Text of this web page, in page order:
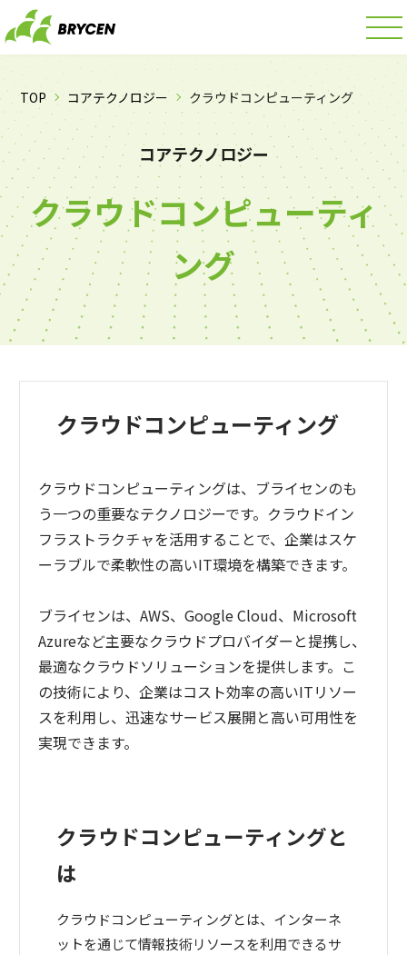
TOP コアテクノロジー クラウドコンピューティング
コアテクノロジー
クラウドコンピューティ
ング
クラウドコンピューティング
クラウドコンピューティングは、ブライセンのも
う一つの重要なテクノロジーです。クラウドイン
フラストラクチャを活用することで、企業はスケ
ーラブルで柔軟性の高いIT環境を構築できます。
ブライセンは、AWS、Google Cloud、Microsoft
Azureなど主要なクラウドプロバイダーと提携し、
最適なクラウドソリューションを提供します。こ
の技術により、企業はコスト効率の高いITリソー
スを利用し、迅速なサービス展開と高い可用性を
実現できます。
クラウドコンピューティングと
は
クラウドコンピューティングとは、インターネ
ットを通じて情報技術リソースを利用できるサ